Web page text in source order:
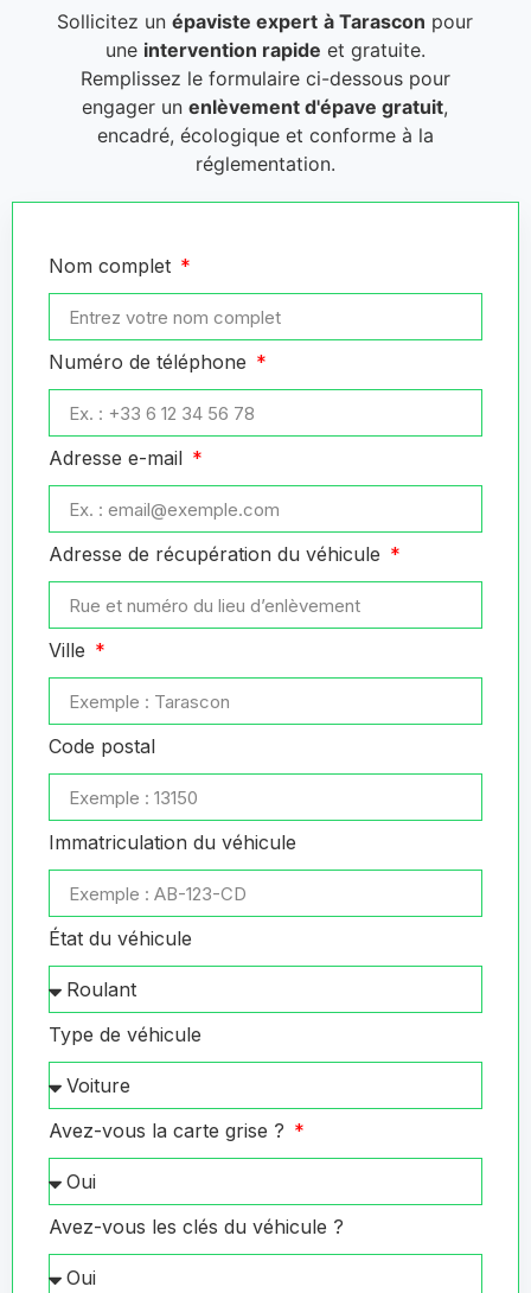
Sollicitez unépaviste expert à Tarascon pour
une intervention rapide et gratuite.
Remplissez le formulaire ci-dessous pour
engager unenlèvement d'épave gratuit,
encadré, écologique et conforme à la
réglementation.
Nom complet
Numéro de téléphone
Adresse e-mail
Adresse de récupération du véhicule
Ville
Code postal
Immatriculation du véhicule
État du véhicule
Type de véhicule
Avez-vous la carte grise ?
Avez-vous les clés du véhicule ?